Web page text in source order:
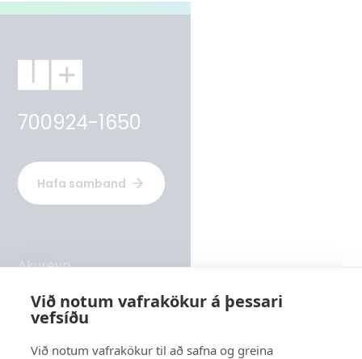
Við notum vafrakökur á þessari
vefsíðu
Við notum vafrakökur til að safna og greina
700924-1650
Hafa samband
Akureyri
Rangárvellir 2 - hús 8, 603 Akureyri
Sími
569 6000